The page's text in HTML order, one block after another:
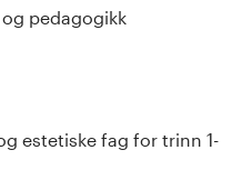
pedagogikk
estetiske fag for trinn 1-